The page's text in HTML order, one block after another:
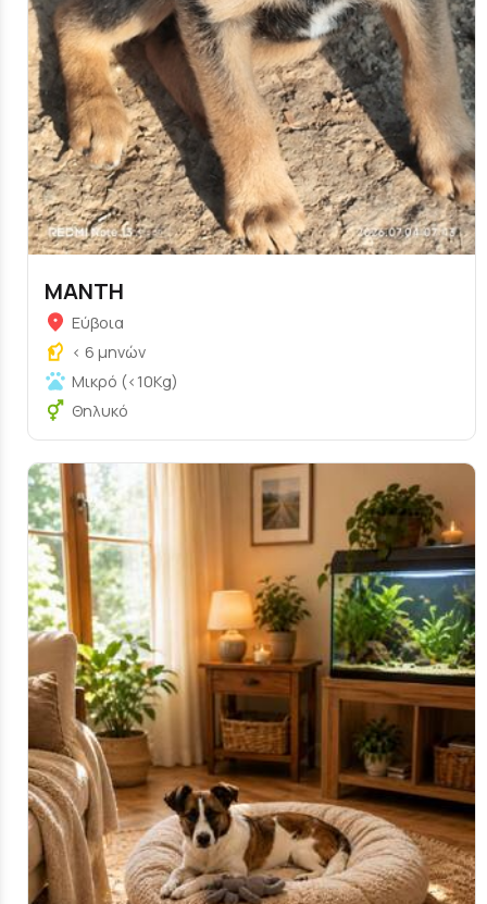
ΜΑΝΤΗ
Εύβοια
< 6 μηνών
Μικρό (<10Kg)
Θηλυκό